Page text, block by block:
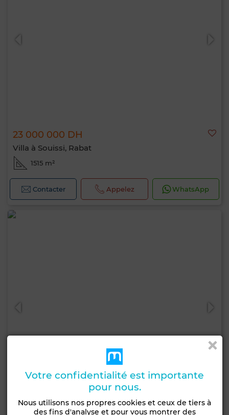
23 000 000 DH
Villa à Souissi, Rabat
1515 m²
Contacter Appelez WhatsApp
17 500 000 DH
Votre confidentialité est importante
pour nous.
Nous utilisons nos propres cookies et ceux de tiers à
des fins d'analyse et pour vous montrer des